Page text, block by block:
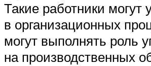
Такие работники могут
в организационных
могут выполнять роль
на производственных